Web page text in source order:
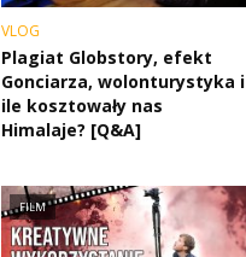
VLOG
Plagiat Globstory, efekt
Gonciarza, wolonturystyka i
ile kosztowały nas
Himalaje? [Q&A]
FILM